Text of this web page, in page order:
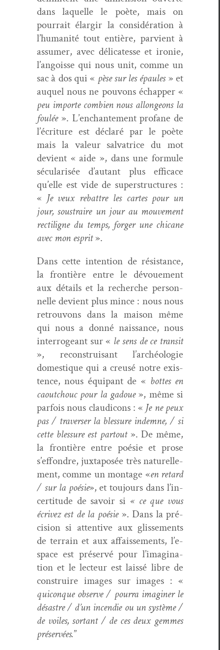
dans laque­lle le poète, mais on
pour­rait élargir la con­sid­éra­tion à
l’hu­man­ité tout entière, parvient à
assumer, avec déli­catesse et ironie,
l’an­goisse qui nous unit, comme un
sac à dos qui « pèse sur les épaules» et
auquel nous ne pou­vons échap­per «
peu importe com­bi­en nous allon­geons la
foulée». L’enchantement pro­fane de
l’écriture est déclaré par le poète
mais la valeur sal­va­trice du mot
devient « aide », dans une for­mule
sécu­lar­isée d’autant plus effi­cace
qu’elle est vide de super­struc­tures :
« Je veux rebat­tre les cartes pour un
jour, sous­traire un jour au mou­ve­ment
rec­tiligne du temps, forg­er une chi­cane
avec mon esprit».
Dans cette inten­tion de résis­tance,
la fron­tière entre le dévoue­ment
aux détails et la recherche per­son­
nelle devient plus mince : nous nous
retrou­vons dans la mai­son même
qui nous a don­né nais­sance, nous
inter­ro­geant sur « le sens de ce tran­sit
», recon­stru­isant l’archéolo­gie
domes­tique qui a creusé notre exis­
tence, nous équipant de « bottes en
caoutchouc pour la gadoue», même si
par­fois nous clau­di­cons : « Je ne peux
pas / tra­vers­er la blessure indemne, / si
cette blessure est partout». De même,
la fron­tière entre poésie et prose
s’ef­fon­dre, jux­ta­posée très naturelle­
ment, comme un mon­tage «en retard
/ sur la poésie», et tou­jours dans l’in­
cer­ti­tude de savoir si « ce que vous
écrivez est de la poésie». Dans la pré­
ci­sion si atten­tive aux glisse­ments
de ter­rain et aux affaisse­ments, l’e­
space est préservé pour l’imag­i­na­
tion et le lecteur est lais­sé libre de
con­stru­ire images sur images : «
quiconque observe / pour­ra imag­in­er le
désas­tre / d’un incendie ou un sys­tème /
de voiles, sor­tant / de ces deux gemmes
préservées.”